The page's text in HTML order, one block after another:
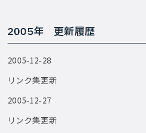
2005年 更新履歴
2005-12-28
リンク集更新
2005-12-27
リンク集更新